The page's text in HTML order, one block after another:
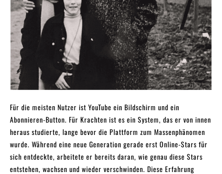
Für die meisten Nutzer ist YouTube ein Bildschirm und ein
Abonnieren-Button. Für Krachten ist es ein System, das er von innen
heraus studierte, lange bevor die Plattform zum Massenphänomen
wurde. Während eine neue Generation gerade erst Online-Stars für
sich entdeckte, arbeitete er bereits daran, wie genau diese Stars
entstehen, wachsen und wieder verschwinden. Diese Erfahrung